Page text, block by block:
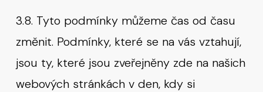
3.8. Tyto podmínky můžeme čas od času
změnit. Podmínky, které se na vás vztahují,
jsou ty, které jsou zveřejněny zde na našich
webových stránkách v den, kdy si